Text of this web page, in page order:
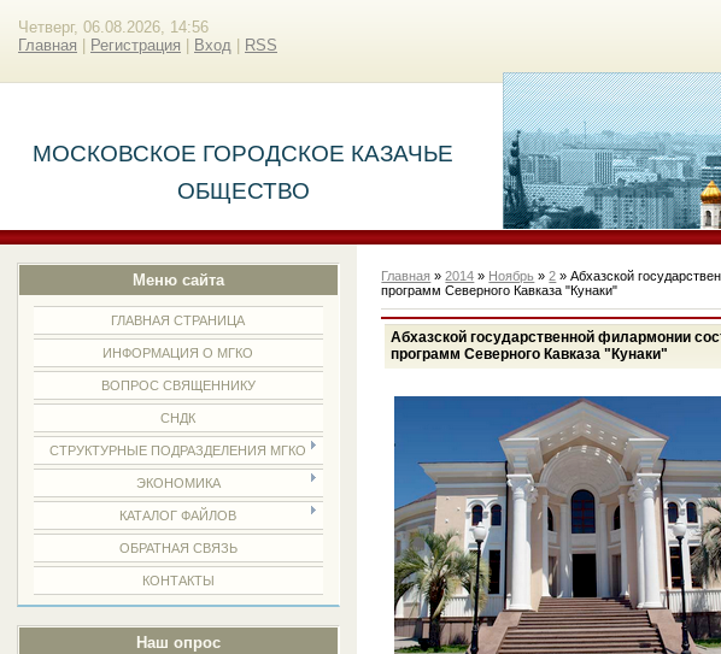
Четверг, 06.08.2026, 14:56
Главная
Регистрация Вход RSS
МОСКОВСКОЕ ГОРОДСКОЕ КАЗАЧЬЕ
ОБЩЕСТВО
Меню сайта
ГЛАВНАЯ СТРАНИЦА
ИНФОРМАЦИЯ О МГКО
ВОПРОС СВЯЩЕННИКУ
СНДК
СТРУКТУРНЫЕ ПОДРАЗДЕЛЕНИЯ МГКО
ЭКОНОМИКА
КАТАЛОГ ФАЙЛОВ
ОБРАТНАЯ СВЯЗЬ
КОНТАКТЫ
Наш опрос
Главная »2014 » Ноябрь » 2 » Абхазской
программ Северного Кавказа "Кунаки"
Абхазской государственной филармонии
программ Северного Кавказа "Кунаки"